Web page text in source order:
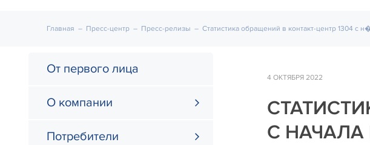
Главная – Пресс-центр – Пресс-релизы – Статистика обращений в контакт-центр 1304 с
От первого лица
О компании
Потребители
4 ОКТЯБРЯ 2022
С НАЧАЛА